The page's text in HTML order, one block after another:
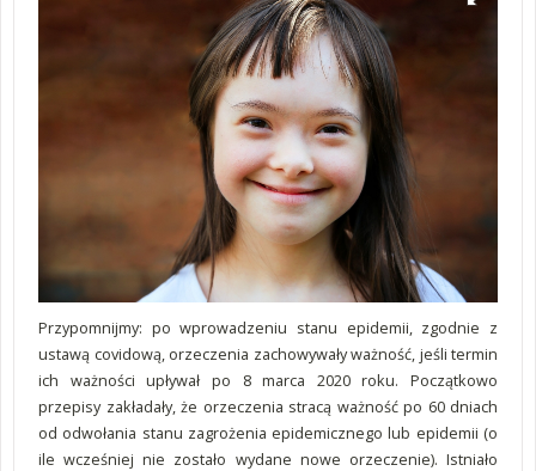
Przypomnijmy: po wprowadzeniu stanu epidemii, zgodnie z
ustawą covidową, orzeczenia zachowywały ważność, jeśli termin
ich ważności upływał po 8 marca 2020 roku. Początkowo
przepisy zakładały, że orzeczenia stracą ważność po 60 dniach
od odwołania stanu zagrożenia epidemicznego lub epidemii (o
ile wcześniej nie zostało wydane nowe orzeczenie). Istniało